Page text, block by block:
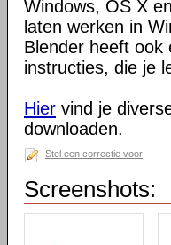
Windows, OS X
laten werken in
Blender heeft ook
instructies, die je
Hier vind je
downloaden.
Stel een correctie voor
Screenshots: